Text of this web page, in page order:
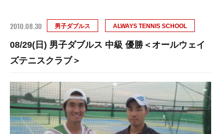
2010.08.30 男子ダブルス ALWAYS TENNIS SCHOOL
08/29(日) 男子ダブルス 中級 優勝＜オールウェイ
ズテニスクラブ＞